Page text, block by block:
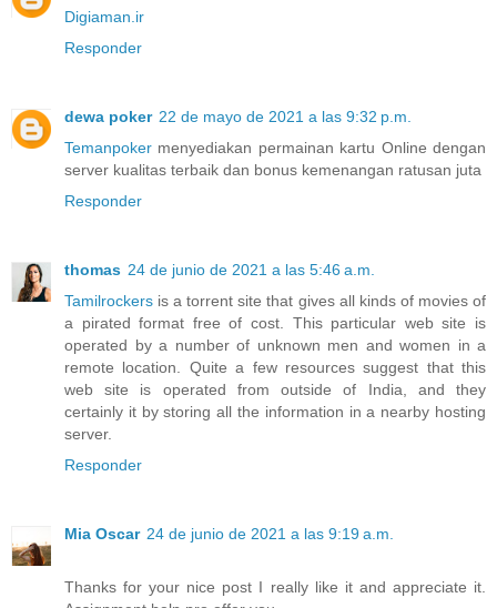
Digiaman.ir
Responder
dewa poker 22 de mayo de 2021 a las 9:32 p.m.
Temanpoker menyediakan permainan kartu Online dengan
server kualitas terbaik dan bonus kemenangan ratusan juta
Responder
thomas 24 de junio de 2021 a las 5:46 a.m.
Tamilrockers is a torrent site that gives all kinds of movies of
a pirated format free of cost. This particular web site is
operated by a number of unknown men and women in a
remote location. Quite a few resources suggest that this
web site is operated from outside of India, and they
certainly it by storing all the information in a nearby hosting
server.
Responder
Mia Oscar 24 de junio de 2021 a las 9:19 a.m.
Thanks for your nice post I really like it and appreciate it.